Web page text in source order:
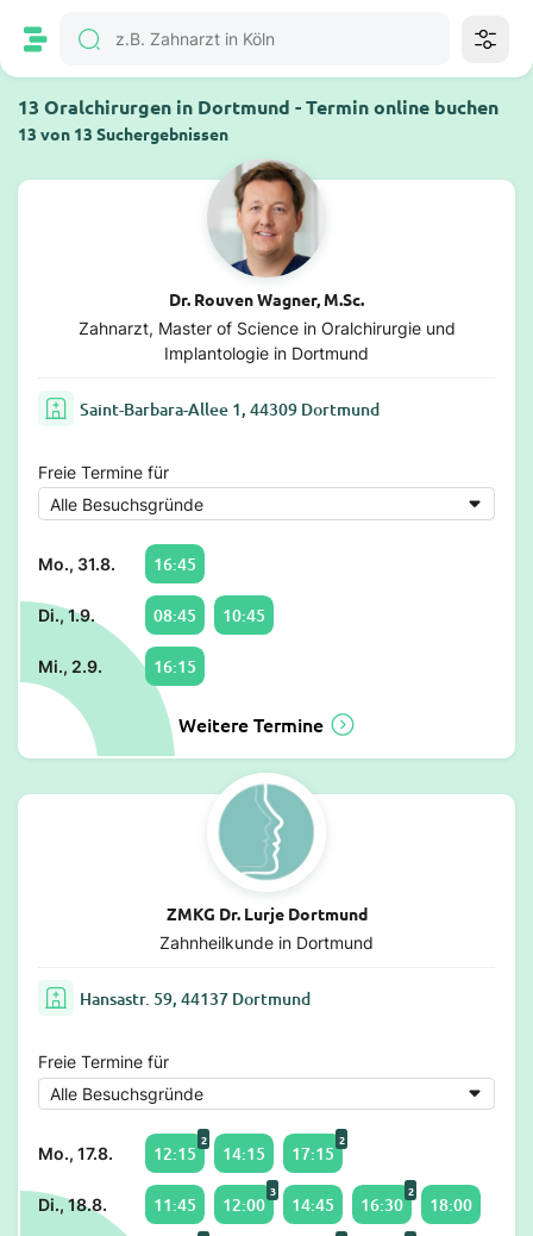
13 Oralchirurgen in Dortmund - Termin online buchen
13 von 13 Suchergebnissen
Dr. Rouven Wagner, M.Sc.
Zahnarzt, Master of Science in Oralchirurgie und
Implantologie in Dortmund
Saint-Barbara-Allee 1, 44309 Dortmund
Freie Termine für
Mo., 31.8. 16:45
Di., 1.9. 08:45 10:45
Mi., 2.9. 16:15
Weitere Termine
ZMKG Dr. Lurje Dortmund
Zahnheilkunde in Dortmund
Hansastr. 59, 44137 Dortmund
Freie Termine für
Mo., 17.8. 12:15
2
14:15 17:15
2
Di., 18.8. 11:45 12:00
3
14:45 16:30
2
18:00